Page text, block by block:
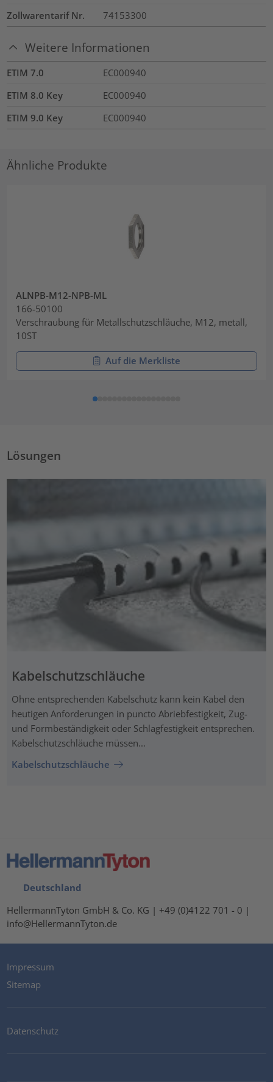
Zollwarentarif Nr. 74153300
Weitere Informationen
ETIM 7.0
EC000940
ETIM 8.0 Key
EC000940
ETIM 9.0 Key
EC000940
Ähnliche Produkte
ALNPB-M12-NPB-ML
166-50100
Verschraubung für Metallschutzschläuche, M12, metall,
10ST
Auf die Merkliste
Lösungen
Kabelschutzschläuche
Ohne entsprechenden Kabelschutz kann kein Kabel den
heutigen Anforderungen in puncto Abriebfestigkeit, Zug-
und Formbeständigkeit oder Schlagfestigkeit entsprechen.
Kabelschutzschläuche müssen...
Kabelschutzschläuche
Deutschland
HellermannTyton GmbH & Co. KG | +49 (0)4122 701 - 0 |
info@HellermannTyton.de
Impressum
Sitemap
Datenschutz